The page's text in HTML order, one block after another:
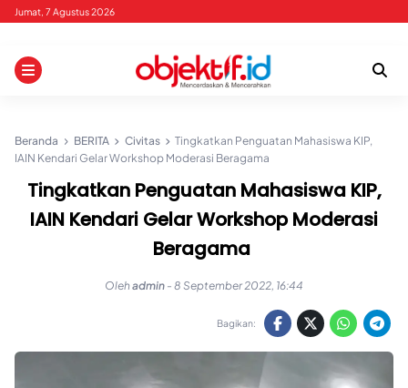
Skip
content
Jumat, 7 Agustus 2026
Beranda BERITA Civitas
Tingkatkan Penguatan Mahasiswa KIP,
IAIN Kendari Gelar Workshop Moderasi Beragama
Tingkatkan Penguatan Mahasiswa KIP,
IAIN Kendari Gelar Workshop Moderasi
Beragama
Olehadmin - 8 September 2022, 16:44
Bagikan: